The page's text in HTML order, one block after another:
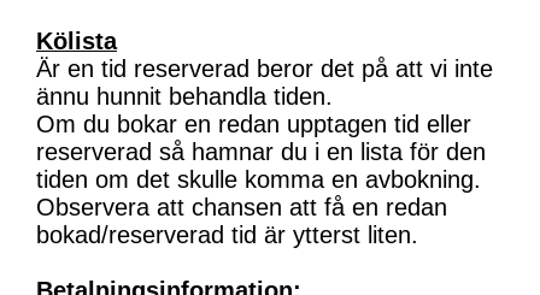
Kölista
Är en tid reserverad beror det på att vi inte
ännu hunnit behandla tiden.
Om du bokar en redan upptagen tid eller
reserverad så hamnar du i en lista för den
tiden om det skulle komma en avbokning.
Observera att chansen att få en redan
bokad/reserverad tid är ytterst liten.